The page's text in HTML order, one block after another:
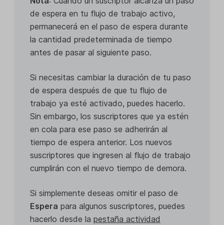
de espera en tu flujo de trabajo activo,
permanecerá en el paso de espera durante
la cantidad predeterminada de tiempo
antes de pasar al siguiente paso.
Si necesitas cambiar la duración de tu paso
de espera después de que tu flujo de
trabajo ya esté activado, puedes hacerlo.
Sin embargo, los suscriptores que ya estén
en cola para ese paso se adherirán al
tiempo de espera anterior. Los nuevos
suscriptores que ingresen al flujo de trabajo
cumplirán con el nuevo tiempo de demora.
Si simplemente deseas omitir el paso de
Espera para algunos suscriptores, puedes
hacerlo desde la pestaña actividad